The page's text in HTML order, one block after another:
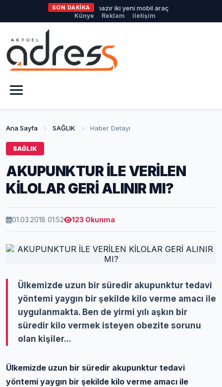
SON DAKİKA
Büyükşehir'den afetlere hazır iki yeni mobil araç
Künye Reklam iletişim
Ana Sayfa SAĞLIK Haber Detayı
SAĞLIK
AKUPUNKTUR İLE VERİLEN
KİLOLAR GERİ ALINIR MI?
01.03.2018 01:52 123 Okunma
Ülkemizde uzun bir süredir akupunktur tedavi
yöntemi yaygın bir şekilde kilo verme amacı ile
uygulanmakta. Ben de yirmi yılı aşkın bir
süredir kilo vermek isteyen obezite sorunu
olan kişiler...
Ülkemizde uzun bir süredir akupunktur tedavi
yöntemi yaygın bir şekilde kilo verme amacı ile